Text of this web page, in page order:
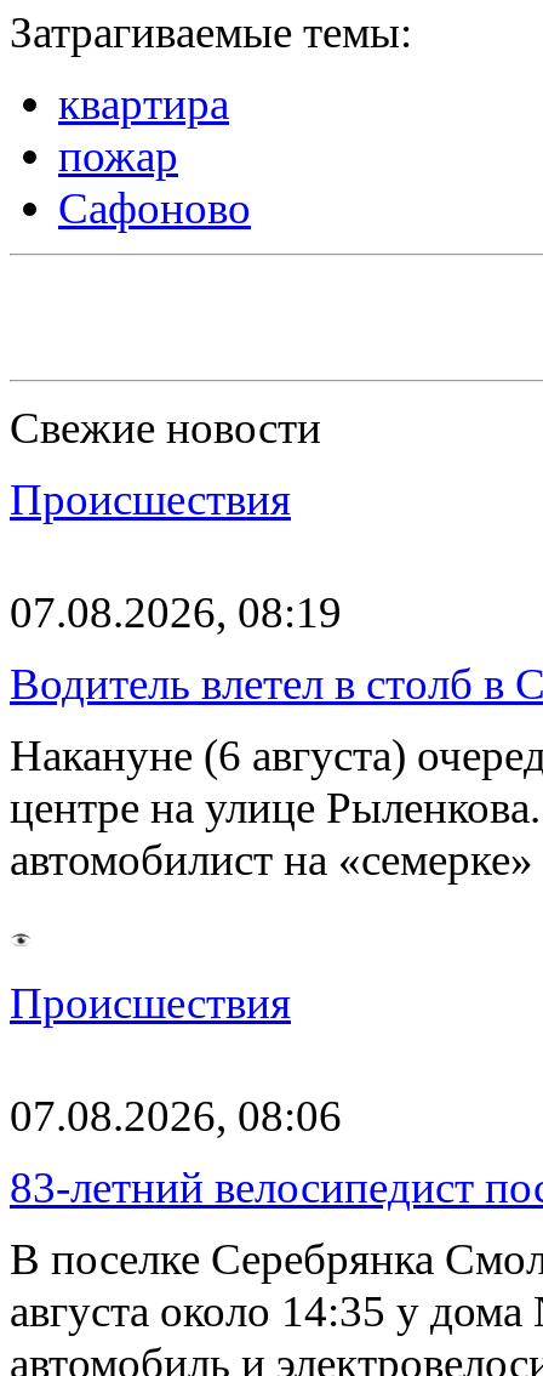
Затрагиваемые темы:
квартира
пожар
Сафоново
Свежие новости
Происшествия
07.08.2026, 08:19
Водитель влетел в столб в
Накануне (6 августа)
центре на улице
автомобилист на
Происшествия
07.08.2026, 08:06
83-летний велосипедист
В поселке Серебрянка
августа около 14:35 у
автомобиль и